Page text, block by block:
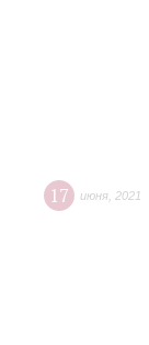
17 июня 2021